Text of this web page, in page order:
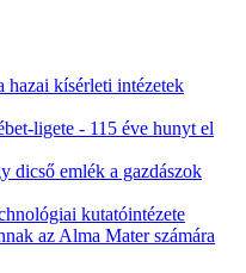
kísérleti intézetek
ligete - 115 éve hunyt el
dicső emlék a gazdászok
kutatóintézete
az Alma Mater számára